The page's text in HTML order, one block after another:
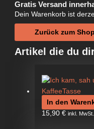
Gratis Versand
Dein Warenkorb ist
Zurück zum Shop
Artikel die du
In den
15,90 € inkl.